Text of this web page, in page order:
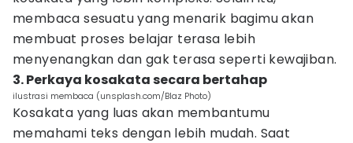
membaca sesuatu yang menarik bagimu akan
membuat proses belajar terasa lebih
menyenangkan dan gak terasa seperti kewajiban.
3. Perkaya kosakata secara bertahap
ilustrasi membaca (unsplash.com/Blaz Photo)
Kosakata yang luas akan membantumu
memahami teks dengan lebih mudah. Saat